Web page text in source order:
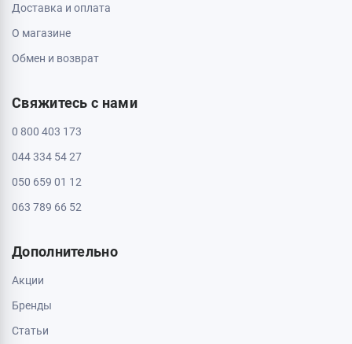
Доставка и оплата
О магазине
Обмен и возврат
Свяжитесь с нами
0 800 403 173
044 334 54 27
050 659 01 12
063 789 66 52
Дополнительно
Акции
Бренды
Статьи